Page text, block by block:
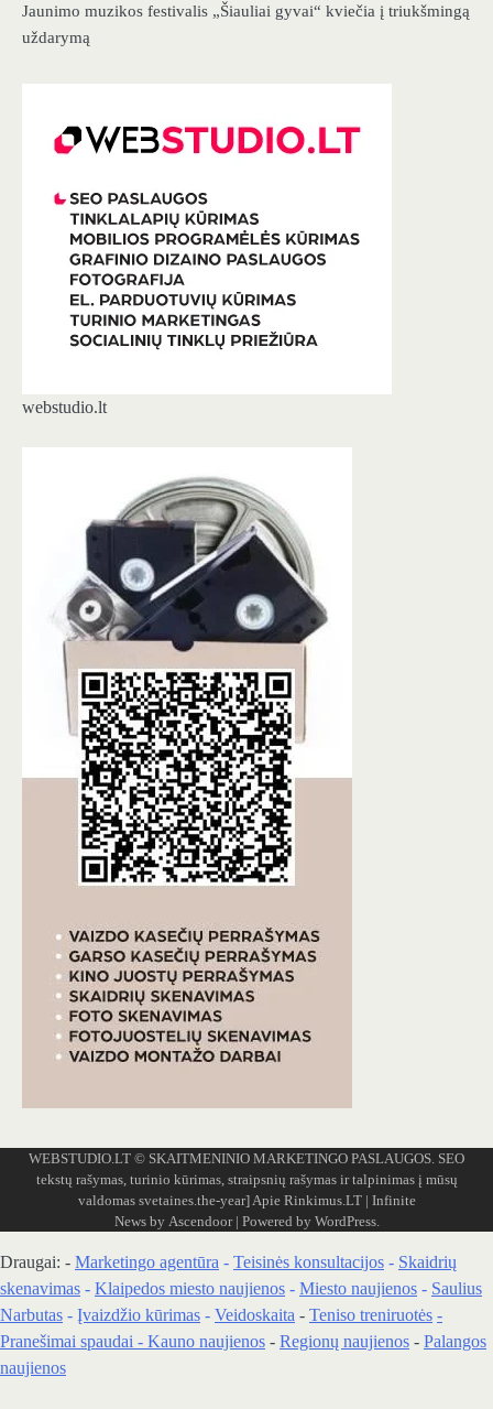
Jaunimo muzikos festivalis „Šiauliai gyvai“ kviečia į triukšmingą
uždarymą
webstudio.lt
WEBSTUDIO.LT © SKAITMENINIO MARKETINGO PASLAUGOS. SEO
tekstų rašymas, turinio kūrimas, straipsnių rašymas ir talpinimas į mūsų
valdomas svetaines.the-year]Apie Rinkimus.LT| Infinite
News by Ascendoor| Powered by WordPress.
Draugai: - Marketingo agentūra - Teisinės konsultacijos - Skaidrių
skenavimas - Klaipedos miesto naujienos - Miesto naujienos - Saulius
Narbutas - Įvaizdžio kūrimas - Veidoskaita - Teniso treniruotės -
Pranešimai spaudai - Kauno naujienos - Regionų naujienos - Palangos
naujienos